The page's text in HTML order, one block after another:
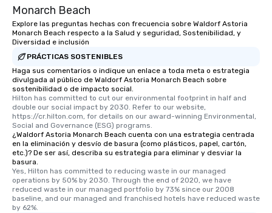
Monarch Beach
Explore las preguntas hechas con frecuencia sobre Waldorf Astoria
Monarch Beach respecto a la Salud y seguridad, Sostenibilidad, y
Diversidad e inclusión
PRÁCTICAS SOSTENIBLES
Haga sus comentarios o indique un enlace a toda meta o estrategia
divulgada al público de Waldorf Astoria Monarch Beach sobre
sostenibilidad o de impacto social.
Hilton has committed to cut our environmental footprint in half and
double our social impact by 2030. Refer to our website,
https://cr.hilton.com, for details on our award-winning Environmental,
Social and Governance (ESG) programs.
¿Waldorf Astoria Monarch Beach cuenta con una estrategia centrada
en la eliminación y desvío de basura (como plásticos, papel, cartón,
etc.)? De ser así, describa su estrategia para eliminar y desviar la
basura.
Yes, Hilton has committed to reducing waste in our managed
operations by 50% by 2030. Through the end of 2020, we have
reduced waste in our managed portfolio by 73% since our 2008
baseline, and our managed and franchised hotels have reduced waste
by 62%.